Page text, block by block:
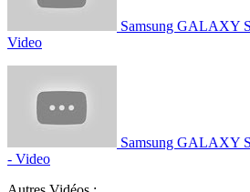
Samsung GALAXY
Video
Samsung GALAXY
- Video